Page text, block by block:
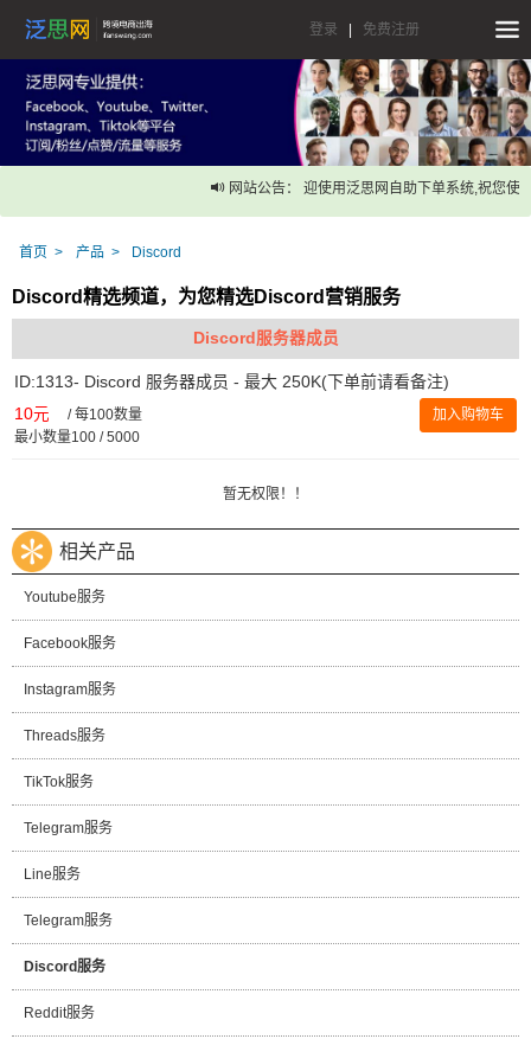
登录 免费注册
网站公告： 迎使用泛思网自助下单系统,祝您使用
首页 产品 Discord
Discord精选频道，为您精选Discord营销服务
Discord服务器成员
ID:1313- Discord 服务器成员 - 最大 250K(下单前请看备注)
10元 /每100数量
最小数量100 / 5000
加入购物车
暂无权限！！
相关产品
Youtube服务
Facebook服务
Instagram服务
Threads服务
TikTok服务
Telegram服务
Line服务
Telegram服务
Discord服务
Reddit服务